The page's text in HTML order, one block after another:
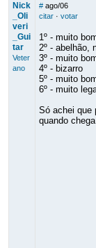
Nick
_Oli
veri
_Gui
tar
Veter
ano
# ago/06
citar· votar
1º - muito
2º - abelhão,
3º - muito
4º - bizarro
5º - muito
6º - muito
Só achei que
quando